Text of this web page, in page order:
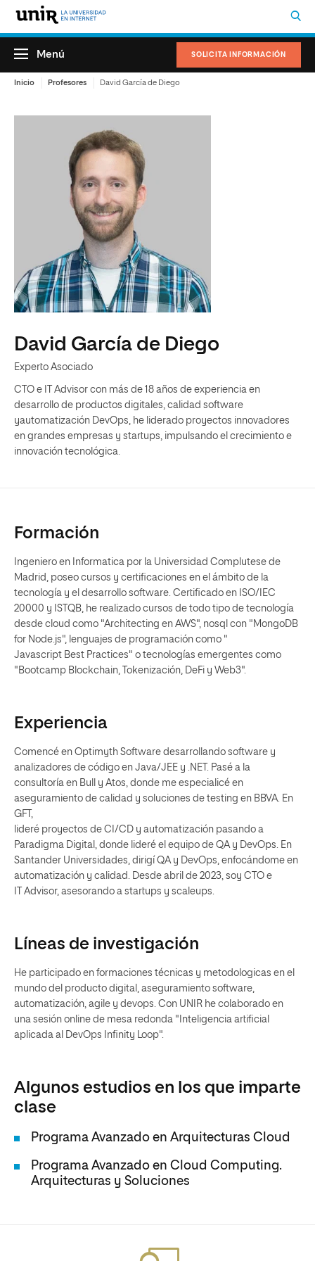
SOLICITA INFORMACIÓN
Menú
Inicio Profesores David García de Diego
David García de Diego
Experto Asociado
CTO e IT Advisor con más de 18 años de experiencia en
desarrollo de productos digitales, calidad software
yautomatización DevOps, he liderado proyectos innovadores
en grandes empresas y startups, impulsando el crecimiento e
innovación tecnológica.
Formación
Ingeniero en Informatica por la Universidad Complutese de
Madrid, poseo cursos y certificaciones en el ámbito de la
tecnología y el desarrollo software. Certificado en ISO/IEC
20000 y ISTQB, he realizado cursos de todo tipo de tecnología
desde cloud como "Architecting en AWS", nosql con "MongoDB
for Node.js", lenguajes de programación como "
Javascript Best Practices" o tecnologías emergentes como
"Bootcamp Blockchain, Tokenización, DeFi y Web3".
Experiencia
Comencé en Optimyth Software desarrollando software y
analizadores de código en Java/JEE y .NET. Pasé a la
consultoría en Bull y Atos, donde me especialicé en
aseguramiento de calidad y soluciones de testing en BBVA. En
GFT,
lideré proyectos de CI/CD y automatización pasando a
Paradigma Digital, donde lideré el equipo de QA y DevOps. En
Santander Universidades, dirigí QA y DevOps, enfocándome en
automatización y calidad. Desde abril de 2023, soy CTO e
IT Advisor, asesorando a startups y scaleups.
Líneas de investigación
He participado en formaciones técnicas y metodologicas en el
mundo del producto digital, aseguramiento software,
automatización, agile y devops. Con UNIR he colaborado en
una sesión online de mesa redonda "Inteligencia artificial
aplicada al DevOps Infinity Loop".
Algunos estudios en los que imparte
clase
Programa Avanzado en Arquitecturas Cloud
Programa Avanzado en Cloud Computing.
Arquitecturas y Soluciones